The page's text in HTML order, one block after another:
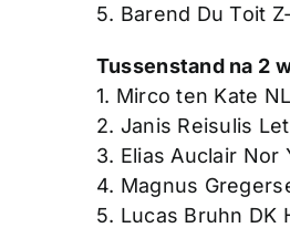
5. Barend Du Toit
Tussenstand na 2
1. Mirco ten Kate
2. Janis Reisulis
3. Elias Auclair Nor
4. Magnus
5. Lucas Bruhn DK